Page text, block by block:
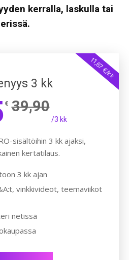
kerralla, laskulla tai
erissä.
11,67 €/kk
3 kk
€ 39,90
/3 kk
sisältöihin 3 kk ajaksi,
kertatilaus.
3 kk ajan
vinkkivideot, teemaviikot
netissä